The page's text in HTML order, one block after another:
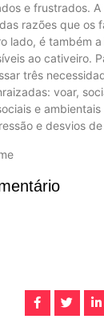
e frustrados.
razões que os
lado, é também
ao cativeiro.
três
voar,
e
e desvios